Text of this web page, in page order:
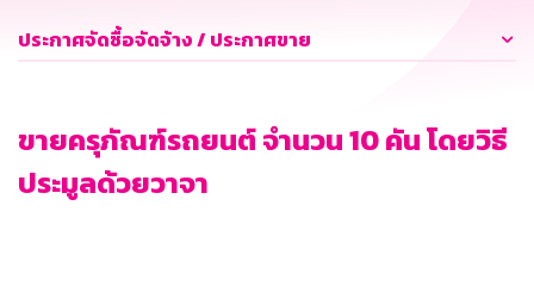
ประกาศจัดซื้อจัดจ้าง / ประกาศขาย
ขายครุภัณฑ์รถยนต์ จำนวน 10 คัน โดยวิธี
ประมูลด้วยวาจา